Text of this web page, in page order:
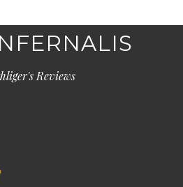
Reviews